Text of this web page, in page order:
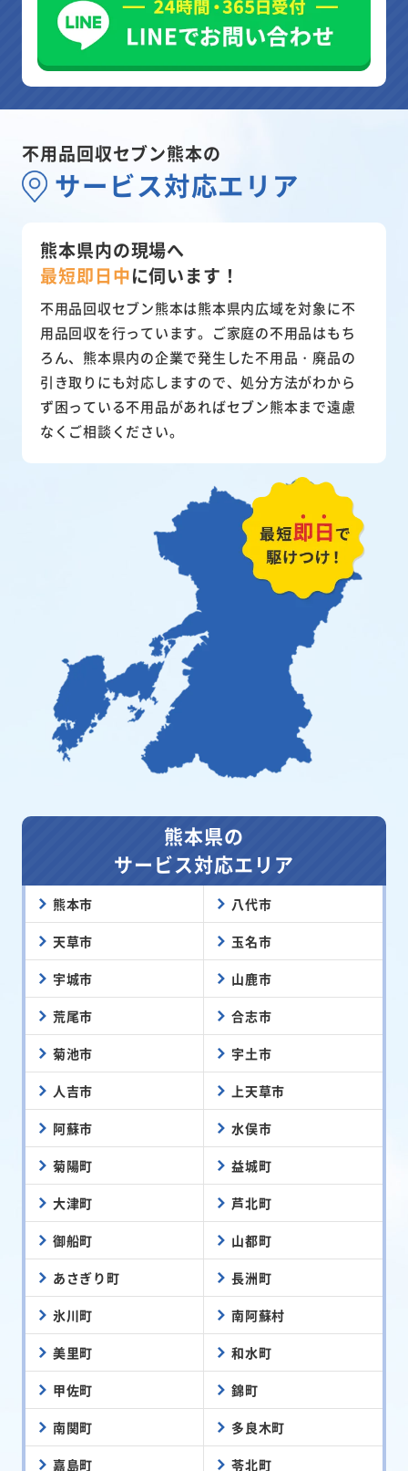
不用品回収セブン熊本の
サービス対応エリア
熊本県内の現場へ
最短即日中に伺います！
不用品回収セブン熊本は熊本県内広域を対象に不
用品回収を行っています。ご家庭の不用品はもち
ろん、熊本県内の企業で発生した不用品・廃品の
引き取りにも対応しますので、処分方法がわから
ず困っている不用品があればセブン熊本まで遠慮
なくご相談ください。
熊本県の
サービス対応エリア
熊本市 八代市
天草市 玉名市
宇城市 山鹿市
荒尾市 合志市
菊池市 宇土市
人吉市 上天草市
阿蘇市 水俣市
菊陽町 益城町
大津町 芦北町
御船町 山都町
あさぎり町 長洲町
氷川町 南阿蘇村
美里町 和水町
甲佐町 錦町
南関町 多良木町
嘉島町 苓北町